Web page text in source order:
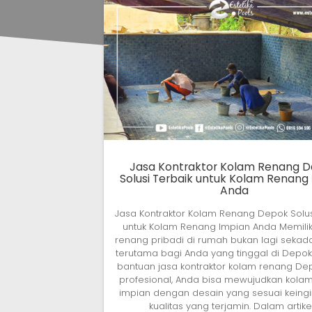
Jasa Kontraktor Kolam Renang
Solusi Terbaik untuk Kolam
Anda
Jasa Kontraktor Kolam Renang Depok
untuk Kolam Renang Impian Anda
renang pribadi di rumah bukan lagi
terutama bagi Anda yang tinggal di
bantuan jasa kontraktor kolam renang
profesional, Anda bisa mewujudkan
impian dengan desain yang sesuai
kualitas yang terjamin. Dalam